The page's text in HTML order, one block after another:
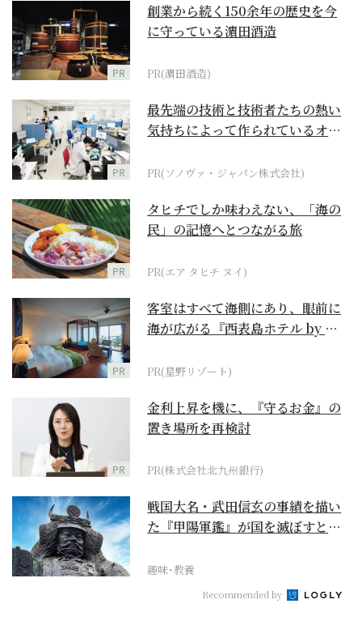
PR
創業から続く150余年の歴史を今
に守っている濵田酒造
PR(濵田酒造)
PR
最先端の技術と技術者たちの熱い
気持ちによって作られているオー
PR(ソノヴァ・ジャパン株式会社)
PR
タヒチでしか味わえない、「海の
民」の記憶へとつながる旅
PR(エア タヒチ ヌイ)
PR
客室はすべて海側にあり、眼前に
海が広がる『西表島ホテル by 星
PR(星野リゾート)
PR
金利上昇を機に、『守るお金』の
置き場所を再検討
PR(株式会社北九州銀行)
戦国大名・武田信玄の事績を描い
た『甲陽軍鑑』が国を滅ぼすとし
趣味･教養
Recommended by